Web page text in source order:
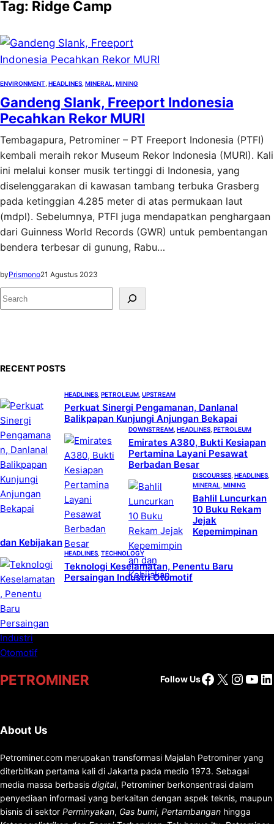
Tag: Ridge Camp
ENVIRONMENT HEADLINES MINERAL MINING
Gandeng Slank, Freeport Indonesia
Pecahkan Rekor MURI
Tembagapura, Petrominer – PT Freeport Indonesia (PTFI)
kembali meraih rekor Museum Rekor Indonesia (MURI). Kali
ini melalui konser musik tertinggi di Indonesia, yang
diselenggarakan di kawasan tambang terbuka Grasberg
pada ketinggian 4.285 meter di atas permukaan laut
(mdpl). Sebelumnya, PTFI juga mendapatkan penghargaan
dari Guinness World Records (GWR) untuk pembentangan
bendera terbesar di gunung, Rabu…
byPrismono21 Agustus 2023
S
e
RECENT POSTS
HEADLINES PETROLEUM UPSTREAM
Perkuat Sinergi Pengamanan, Danlanal
Balikpapan Kunjungi Anjungan Bekapai
DOWNSTREAM HEADLINES PETROLEUM
Emirates A380, Bukti Kesiapan
Pertamina Layani Pesawat
Berbadan Besar
DISCOURSES HEADLINES
MINERAL
MINING
Bahlil Luncurkan
10 Buku Rekam
Jejak
Kepemimpinan
dan Kebijakan
HEADLINES TECHNOLOGY
Teknologi Keselamatan, Penentu Baru
Persaingan Industri Otomotif
PETROMINER Follow UsFacebook
X
About Us
Petrominer.com merupakan transformasi Majalah Petrominer yang
diterbitkan pertama kali di Jakarta pada medio 1973. Sebagai
media massa berbasis digital, Petrominer berkonsentrasi dalam
penyediaan informasi yang berkaitan dengan aspek teknis, maupun
bisnis di sektor Perminyakan, Gas bumi, Pertambangan hingga